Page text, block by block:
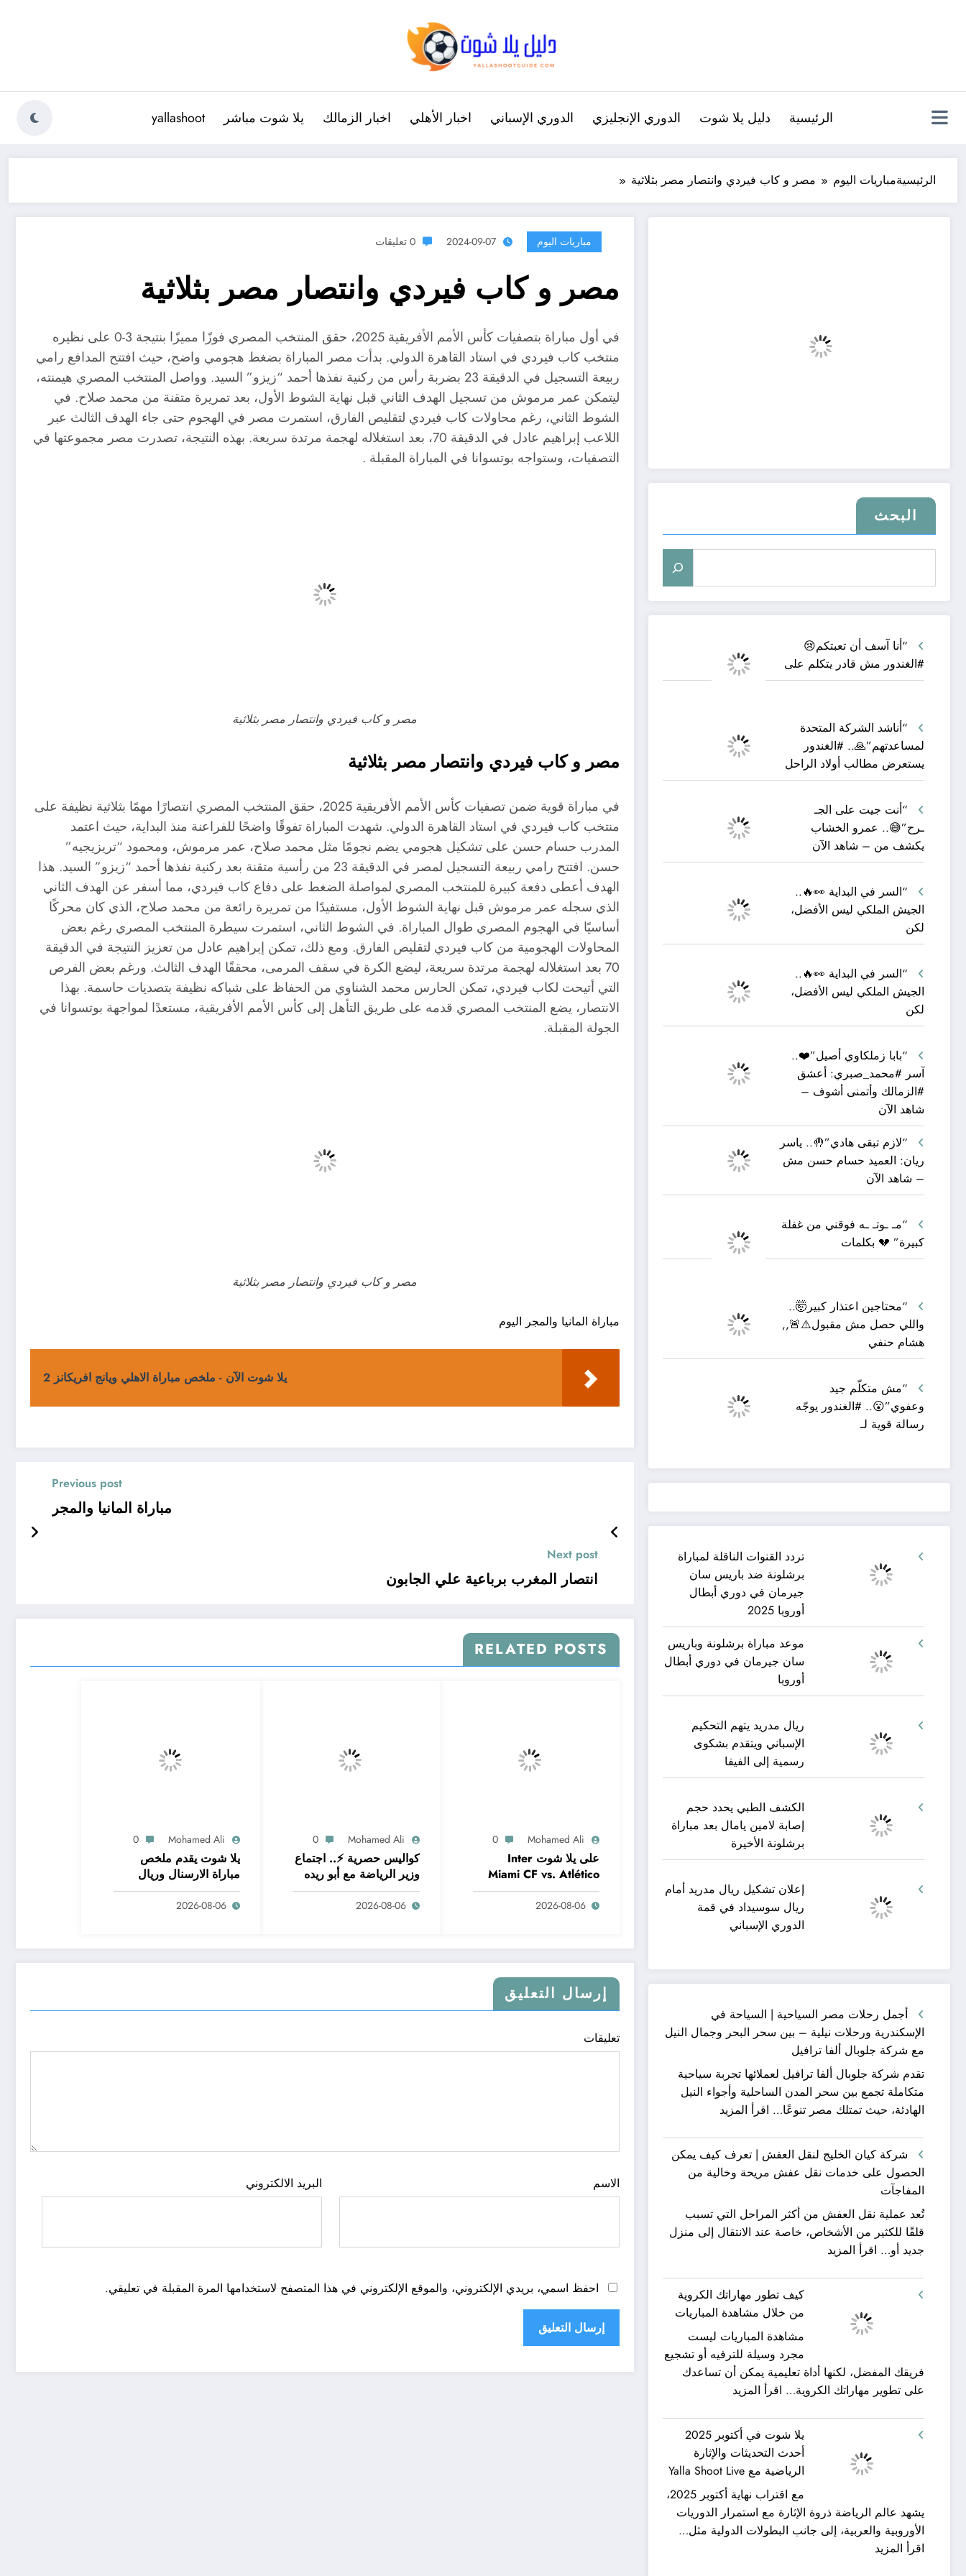
الرئيسية دليل يلا شوت الدوري الإنجليزي الدوري الإسباني اخبار الأهلي اخبار الزمالك يلا شوت مباشر yallashoot
الرئيسيةمباريات اليوم مصر و كاب فيردي وانتصار مصر بثلاثية
البحث
“أنا آسف أن تعبتكم😢
#الغندور مش قادر يتكلم على
“أناشد الشركة المتحدة
لمساعدتهم”🙏.. #الغندور
يستعرض مطالب أولاد الراحل
“أنت جيت على الجـ
ـرح”😅.. عمرو الخشاب
يكشف من – شاهد الآن
“السر في البداية 👀🔥..
الجيش الملكي ليس الأفضل،
لكن
“السر في البداية 👀🔥..
الجيش الملكي ليس الأفضل،
لكن
“بابا زملكاوي أصيل”❤️..
آسر #محمد_صبري: أعشق
#الزمالك وأتمنى أشوف –
شاهد الآن
“لازم تبقى هادي”🤚.. ياسر
ريان: العميد حسام حسن مش
– شاهد الآن
“مـ ـوتـ ـه فوقني من غفلة
كبيرة” 💔 بكلمات
“محتاجين اعتذار كبير🤯..
واللي حصل مش مقبول⚠️🚨,,
هشام حنفي
“مش متكلّم جيد
وعفوي”😮.. #الغندور يوجّه
رسالة قوية لـ
تردد القنوات الناقلة لمباراة
برشلونة ضد باريس سان
جيرمان في دوري أبطال
أوروبا 2025
موعد مباراة برشلونة وباريس
سان جيرمان في دوري أبطال
أوروبا
ريال مدريد يتهم التحكيم
الإسباني ويتقدم بشكوى
رسمية إلى الفيفا
الكشف الطبي يحدد حجم
إصابة لامين يامال بعد مباراة
برشلونة الأخيرة
إعلان تشكيل ريال مدريد أمام
ريال سوسيداد في قمة
الدوري الإسباني
أجمل رحلات مصر السياحية | السياحة في
الإسكندرية ورحلات نيلية – بين سحر البحر وجمال النيل
مع شركة جلوبال ألفا ترافيل
تقدم شركة جلوبال ألفا ترافيل لعملائها تجربة سياحية
متكاملة تجمع بين سحر المدن الساحلية وأجواء النيل
الهادئة، حيث تمتلك مصر تنوعًا… اقرأ المزيد
مصر
السياحية
السياحة
في
نيلية
–
سحر
البحر
وجمال
مع
شركة
جلوبال
ألفا
ترافيل
شركة كيان الخليج لنقل العفش | تعرف كيف يمكن
الحصول على خدمات نقل عفش مريحة وخالية من
المفاجآت
تُعد عملية نقل العفش من أكثر المراحل التي تسبب
قلقًا للكثير من الأشخاص، خاصة عند الانتقال إلى منزل
جديد أو… اقرأ المزيد
الخليج
العفش
تعرف
كيف
الحصول
خدمات
عفش
مريحة
وخالية
كيف تطور مهاراتك الكروية
من خلال مشاهدة المباريات
مشاهدة المباريات ليست
مجرد وسيلة للترفيه أو تشجيع
فريقك المفضل، لكنها أداة تعليمية يمكن أن تساعدك
على تطوير مهاراتك الكروية… اقرأ المزيد
مهاراتك
الكروية
من
خلال
مشاهدة
المباريات
يلا شوت في أكتوبر 2025
أحدث التحديثات والإثارة
الرياضية مع Yalla Shoot Live
مع اقتراب نهاية أكتوبر 2025،
يشهد عالم الرياضة ذروة الإثارة مع استمرار الدوريات
الأوروبية والعربية، إلى جانب البطولات الدولية مثل…
اقرأ المزيد
مباريات اليوم 2024-09-07 0 تعليقات
مصر و كاب فيردي وانتصار مصر بثلاثية
في أول مباراة بتصفيات كأس الأمم الأفريقية 2025، حقق المنتخب المصري فوزًا مميزًا بنتيجة 3-0 على نظيره
منتخب كاب فيردي في استاد القاهرة الدولي. بدأت مصر المباراة بضغط هجومي واضح، حيث افتتح المدافع رامي
ربيعة التسجيل في الدقيقة 23 بضربة رأس من ركنية نفذها أحمد “زيزو” السيد. وواصل المنتخب المصري هيمنته،
ليتمكن عمر مرموش من تسجيل الهدف الثاني قبل نهاية الشوط الأول، بعد تمريرة متقنة من محمد صلاح​. في
الشوط الثاني، رغم محاولات كاب فيردي لتقليص الفارق، استمرت مصر في الهجوم حتى جاء الهدف الثالث عبر
اللاعب إبراهيم عادل في الدقيقة 70، بعد استغلاله لهجمة مرتدة سريعة. بهذه النتيجة، تصدرت مصر مجموعتها في
التصفيات، وستواجه بوتسوانا في المباراة المقبلة​ .
مصر و كاب فيردي وانتصار مصر بثلاثية
مصر و كاب فيردي وانتصار مصر بثلاثية
في مباراة قوية ضمن تصفيات كأس الأمم الأفريقية 2025، حقق المنتخب المصري انتصارًا مهمًا بثلاثية نظيفة على
منتخب كاب فيردي في استاد القاهرة الدولي. شهدت المباراة تفوقًا واضحًا للفراعنة منذ البداية، حيث اعتمد
المدرب حسام حسن على تشكيل هجومي يضم نجومًا مثل محمد صلاح، عمر مرموش، ومحمود “تريزيجيه”
حسن. افتتح رامي ربيعة التسجيل لمصر في الدقيقة 23 من رأسية متقنة بعد ركنية نفذها أحمد “زيزو” السيد. هذا
الهدف أعطى دفعة كبيرة للمنتخب المصري لمواصلة الضغط على دفاع كاب فيردي، مما أسفر عن الهدف الثاني
الذي سجله عمر مرموش قبل نهاية الشوط الأول، مستفيدًا من تمريرة رائعة من محمد صلاح، الذي كان محركًا
أساسيًا في الهجوم المصري طوال المباراة​. في الشوط الثاني، استمرت سيطرة المنتخب المصري رغم بعض
المحاولات الهجومية من كاب فيردي لتقليص الفارق. ومع ذلك، تمكن إبراهيم عادل من تعزيز النتيجة في الدقيقة
70 بعد استغلاله لهجمة مرتدة سريعة، ليضع الكرة في سقف المرمى، محققًا الهدف الثالث. ورغم بعض الفرص
التي أتيحت لكاب فيردي، تمكن الحارس محمد الشناوي من الحفاظ على شباكه نظيفة بتصديات حاسمة​. بهذا
الانتصار، يضع المنتخب المصري قدمه على طريق التأهل إلى كأس الأمم الأفريقية، مستعدًا لمواجهة بوتسوانا في
الجولة المقبلة.
مصر و كاب فيردي وانتصار مصر بثلاثية
مباراة المانيا والمجر اليوم
يلا شوت الآن - ملخص مباراة الاهلي ويانج افريكانز 2
Previous post
مباراة المانيا والمجر
Next post
انتصار المغرب برباعية علي الجابون
RELATED POSTS
Mohamed Ali
0
على يلا شوت Inter
Miami CF vs. Atlético
San Luis | Leagues
2026-08-06
Mohamed Ali
0
كواليس حصرية ⚡.. اجتماع
وزير الرياضة مع أبو ريده
– شاهد الآن
2026-08-06
Mohamed Ali
0
يلا شوت يقدم ملخص
مباراة الارسنال وريال
بيتيس 1
2026-08-06
إرسال التعليق
تعليقات
الاسم البريد الالكتروني
احفظ اسمي، بريدي الإلكتروني، والموقع الإلكتروني في هذا المتصفح لاستخدامها المرة المقبلة في تعليقي.